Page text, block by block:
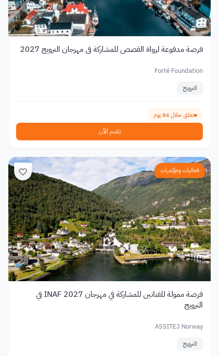
فرصة مدفوعة لرواة القصص للمشاركة في مهرجان النرويج 2027
Forté Foundation
النرويج
تغلق خلال 84 يوم
تقدم الآن
فعاليات ومؤتمرات
فرصة ممولة للفنانين للمشاركة في مهرجان INAF 2027 في
النرويج
ASSITEJ Norway
النرويج